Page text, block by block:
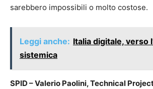
sarebbero impossibili o molto costose.
Leggi anche: Italia digitale, verso
sistemica
SPID – Valerio Paolini, Technical